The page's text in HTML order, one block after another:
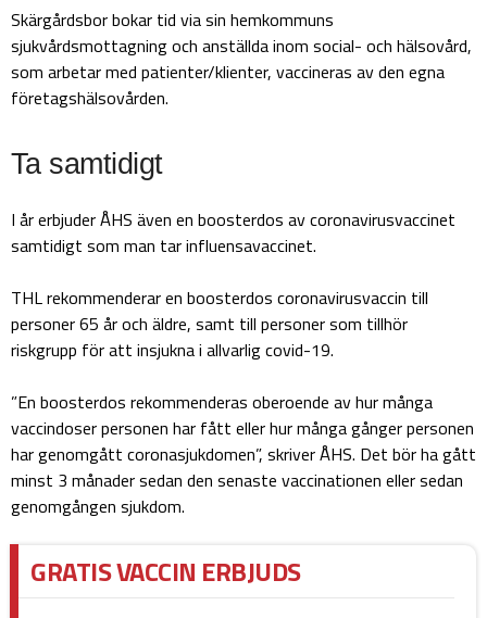
Skärgårdsbor bokar tid via sin hemkommuns
sjukvårdsmottagning och anställda inom social- och hälsovård,
som arbetar med patienter/klienter, vaccineras av den egna
företagshälsovården.
Ta samtidigt
I år erbjuder ÅHS även en boosterdos av coronavirusvaccinet
samtidigt som man tar influensavaccinet.
THL rekommenderar en boosterdos coronavirusvaccin till
personer 65 år och äldre, samt till personer som tillhör
riskgrupp för att insjukna i allvarlig covid-19.
”En boosterdos rekommenderas oberoende av hur många
vaccindoser personen har fått eller hur många gånger personen
har genomgått coronasjukdomen”, skriver ÅHS. Det bör ha gått
minst 3 månader sedan den senaste vaccinationen eller sedan
genomgången sjukdom.
GRATIS VACCIN ERBJUDS